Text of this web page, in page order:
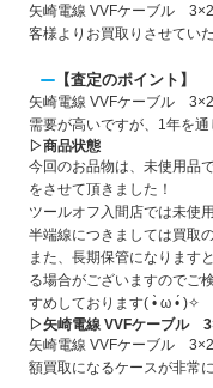
矢崎電線 VVFケーブル
客様よりお買取りさせてい
【査定のポイント】
矢崎電線 VVFケーブル
需要が高いですが、1年を
▷商品状態
今回のお品物は、未使用品
をさせて頂きました！
ツールオフ入間店では未使
半端線につきましては買取
また、長期保管になります
る場合がございますのでご
すめしております( •̀ ω •́ )✧
▷矢崎電線 VVFケーブ
矢崎電線 VVFケーブル
額買取になるケースが非常